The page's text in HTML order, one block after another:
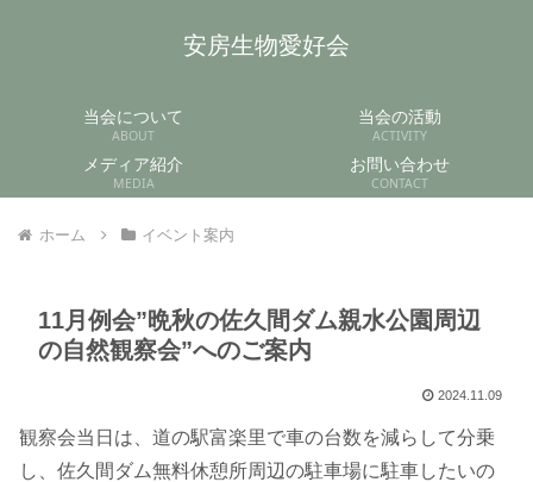
安房生物愛好会
当会について
ABOUT
当会の活動
ACTIVITY
メディア紹介
MEDIA
お問い合わせ
CONTACT
ホーム イベント案内
11月例会”晩秋の佐久間ダム親水公園周辺
の自然観察会”へのご案内
2024.11.09
観察会当日は、道の駅富楽里で車の台数を減らして分乗
し、佐久間ダム無料休憩所周辺の駐車場に駐車したいの